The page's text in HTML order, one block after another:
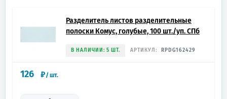
Разделитель листов разделительные
полоски Комус, голубые, 100 шт./уп. СПб
В НАЛИЧИИ: 5 ШТ. АРТИКУЛ: RPDG162429
126 ₽/шт.